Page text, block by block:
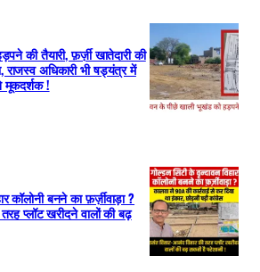
की तैयारी, फ़र्ज़ी खातेदारी की
राजस्व अधिकारी भी षड्यंत्र में
मूकदर्शक !
कॉलोनी बनने का फ़र्ज़ीवाड़ा ?
प्लॉट खरीदने वालों की बढ़